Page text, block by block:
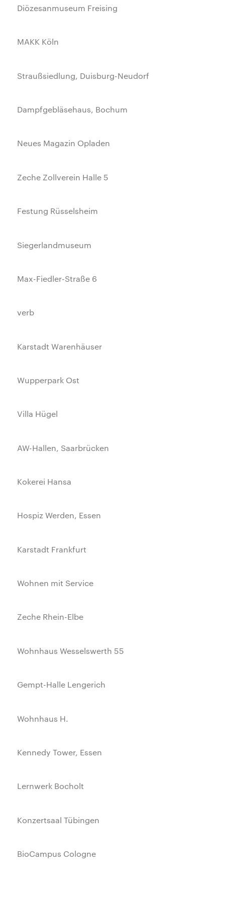
Diözesanmuseum Freising
MAKK Köln
Straußsiedlung, Duisburg-Neudorf
Dampfgebläsehaus, Bochum
Neues Magazin Opladen
Zeche Zollverein Halle 5
Festung Rüsselsheim
Siegerlandmuseum
Max-Fiedler-Straße 6
verb
Karstadt Warenhäuser
Wupperpark Ost
Villa Hügel
AW-Hallen, Saarbrücken
Kokerei Hansa
Hospiz Werden, Essen
Karstadt Frankfurt
Wohnen mit Service
Zeche Rhein-Elbe
Wohnhaus Wesselswerth 55
Gempt-Halle Lengerich
Wohnhaus H.
Kennedy Tower, Essen
Lernwerk Bocholt
Konzertsaal Tübingen
BioCampus Cologne